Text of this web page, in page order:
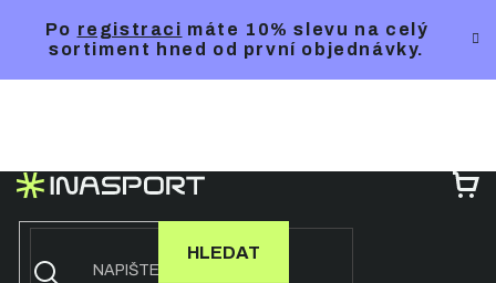
Po registraci máte 10% slevu na celý
sortiment hned od první objednávky.
HLEDAT